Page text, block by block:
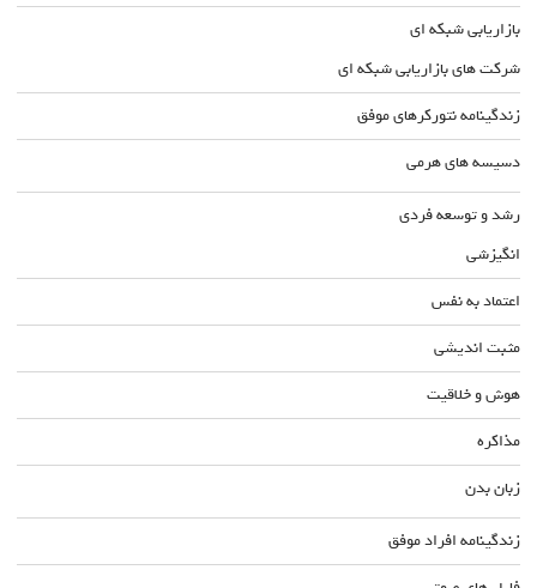
بازاریابی شبکه ای
شرکت های بازاریابی شبکه ای
زندگینامه نتورکرهای موفق
دسیسه های هرمی
رشد و توسعه فردی
انگیزشی
اعتماد به نفس
مثبت اندیشی
هوش و خلاقیت
مذاکره
زبان بدن
زندگینامه افراد موفق